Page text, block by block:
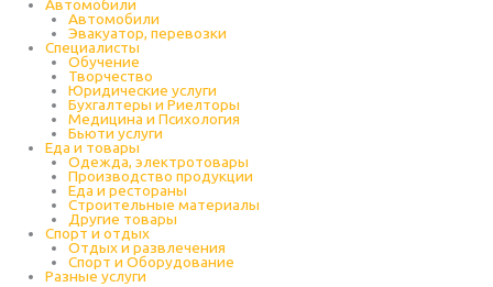
Автомобили
Автомобили
Эвакуатор, перевозки
Специалисты
Обучение
Творчество
Юридические услуги
Бухгалтеры и Риелторы
Медицина и Психология
Бьюти услуги
Еда и товары
Одежда, электротовары
Производство продукции
Еда и рестораны
Строительные материалы
Другие товары
Спорт и отдых
Отдых и развлечения
Спорт и Оборудование
Разные услуги